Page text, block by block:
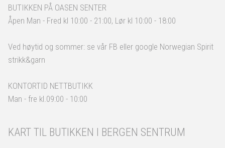
BUTIKKEN PÅ OASEN SENTER
Åpen Man - Fred kl 10:00 - 21:00, Lør kl 10:00 - 18:00
Ved høytid og sommer: se vår FB eller google Norwegian Spirit
strikk&garn
KONTORTID NETTBUTIKK
Man - fre kl.09:00 - 10:00
KART TIL BUTIKKEN I BERGEN SENTRUM